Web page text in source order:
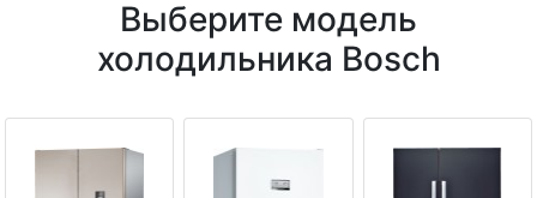
Выберите модель
холодильника Bosch